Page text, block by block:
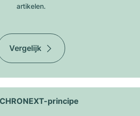
artikelen.
Vergelijk
principe